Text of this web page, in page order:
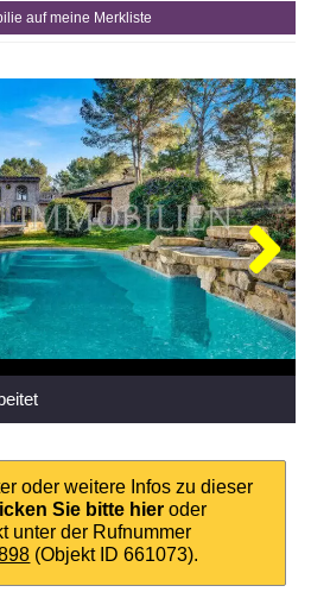
auf meine Merkliste
oder weitere Infos zu dieser
Sie bitte hier oder
unter der Rufnummer
(Objekt ID 661073).